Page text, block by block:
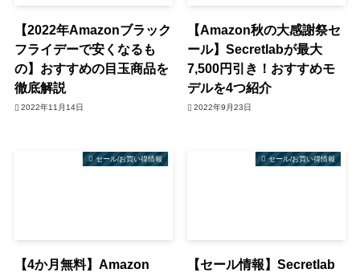
【2022年Amazonブラック
フライデーで安くなるも
の】おすすめの目玉商品を
徹底解説
2022年11月14日
【Amazon秋の大感謝祭セ
ール】Secretlabが最大
7,500円引き！おすすめモ
デルを4つ紹介
2022年9月23日
セール/お買い得情報
【4か月無料】Amazon
セール/お買い得情報
【セール情報】Secretlab